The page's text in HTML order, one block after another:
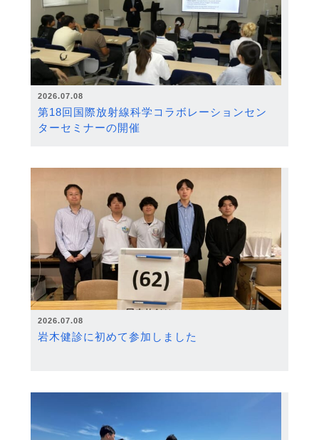
2026.07.08
第18回国際放射線科学コラボレーションセン
ターセミナーの開催
2026.07.08
岩木健診に初めて参加しました